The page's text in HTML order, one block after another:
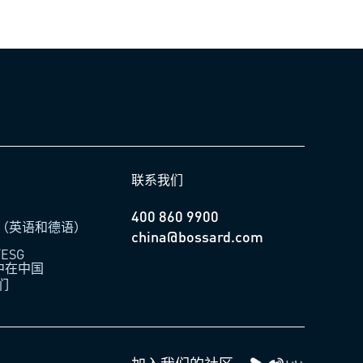
英语和德语）
在中国
联系我们
400 860 9900
china@bossard.com